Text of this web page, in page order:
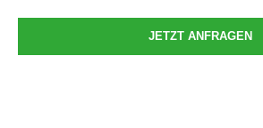
JETZT ANFRAGEN